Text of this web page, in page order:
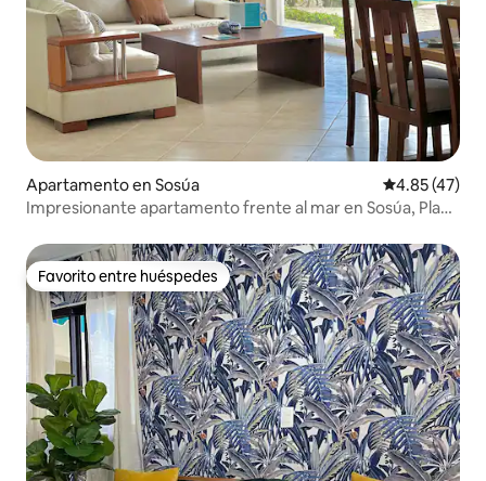
Apartamento en Sosúa Calificación
4.85 (47)
Impresionante apartamento frente al mar en Sosúa, Playa
Favorito entre huéspedes
Favorito entre huéspedes